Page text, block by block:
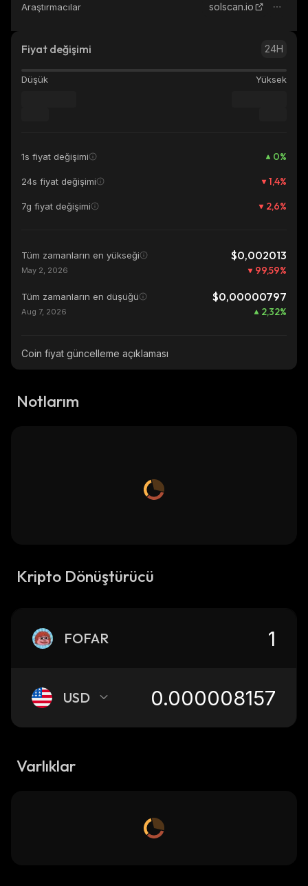
Araştırmacılar solscan.io
Fiyat değişimi 24H
Düşük Yüksek
1s fiyat değişimi 0%
24s fiyat değişimi 1,4%
7g fiyat değişimi 2,6%
Tüm zamanların en yükseği $0,002013
May 2, 2026 99,59%
Tüm zamanların en düşüğü $0,00000797
Aug 7, 2026 2,32%
Coin fiyat güncelleme açıklaması
Notlarım
Kripto Dönüştürücü
FOFAR
USD
Varlıklar